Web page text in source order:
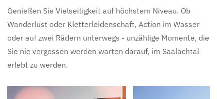
Genießen Sie Vielseitigkeit auf höchstem Niveau. Ob
Wanderlust oder Kletterleidenschaft, Action im Wasser
oder auf zwei Rädern unterwegs - unzählige Momente, die
Sie nie vergessen werden warten darauf, im Saalachtal
erlebt zu werden.